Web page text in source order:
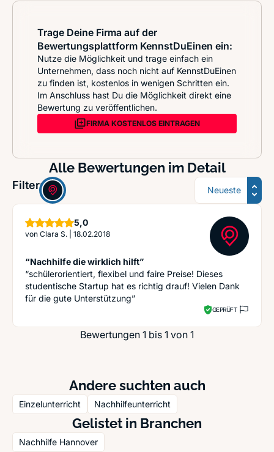
Trage Deine Firma auf der
Bewertungsplattform KennstDuEinen ein:
Nutze die Möglichkeit und trage einfach ein
Unternehmen, dass noch nicht auf KennstDuEinen
zu finden ist, kostenlos in wenigen Schritten ein.
Im Anschluss hast Du die Möglichkeit direkt eine
Bewertung zu veröffentlichen.
FIRMA KOSTENLOS EINTRAGEN
Alle Bewertungen im Detail
Filter: Sortierung
5,0Sterne
von Clara S. 18.02.2018
“Nachhilfe die wirklich hilft”
“schülerorientiert, flexibel und faire Preise! Dieses
studentische Startup hat es richtig drauf! Vielen Dank
für die gute Unterstützung”
GEPRÜFT
Bewertungen 1 bis 1 von 1
Andere suchten auch
Einzelunterricht Nachhilfeunterricht
Gelistet in Branchen
Nachhilfe Hannover